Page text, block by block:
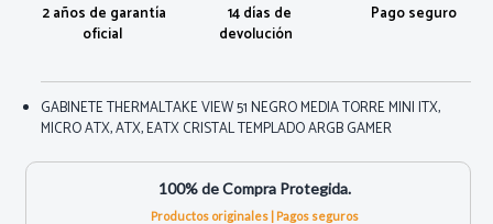
2 años de garantía
oficial
14 días de
devolución
Pago seguro
GABINETE THERMALTAKE VIEW 51 NEGRO MEDIA TORRE MINI ITX,
MICRO ATX, ATX, EATX CRISTAL TEMPLADO ARGB GAMER
100% de Compra Protegida.
Productos originales | Pagos seguros